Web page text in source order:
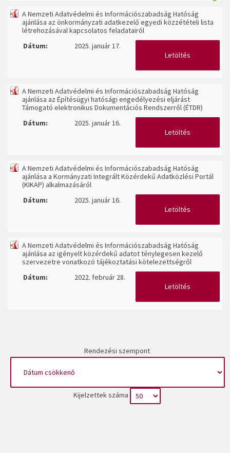
A Nemzeti Adatvédelmi és Információszabadság Hatóság
ajánlása az önkormányzati adatkezelő egyedi közzétételi lista
létrehozásával kapcsolatos feladatairól
Dátum:
2025. január 17.
Letöltés
A Nemzeti Adatvédelmi és Információszabadság Hatóság
ajánlása az Építésügyi hatósági engedélyezési eljárást
Támogató elektronikus Dokumentációs Rendszerről (ÉTDR)
Dátum:
2025. január 16.
Letöltés
A Nemzeti Adatvédelmi és Információszabadság Hatóság
ajánlása a Kormányzati Integrált Közérdekű Adatközlési Portál
(KIKAP) alkalmazásáról
Dátum:
2025. január 16.
Letöltés
A Nemzeti Adatvédelmi és Információszabadság Hatóság
ajánlása az igényelt közérdekű adatot ténylegesen kezelő
szervezetre vonatkozó tájékoztatási kötelezettségről
Dátum:
2022. február 28.
Letöltés
Rendezési szempont
Kijelzettek száma